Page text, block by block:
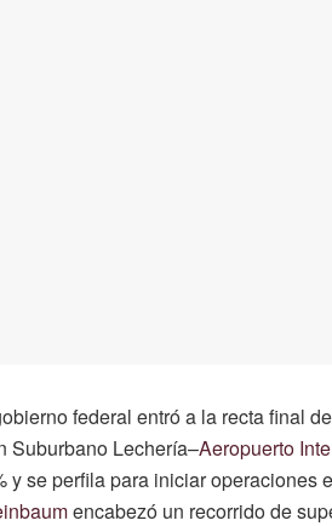
federal entró a la recta final
Suburbano Lechería–Aeropuerto
y se perfila para iniciar operaciones
encabezó un recorrido de